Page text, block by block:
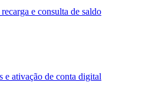
e consulta de saldo
e ativação de conta digital